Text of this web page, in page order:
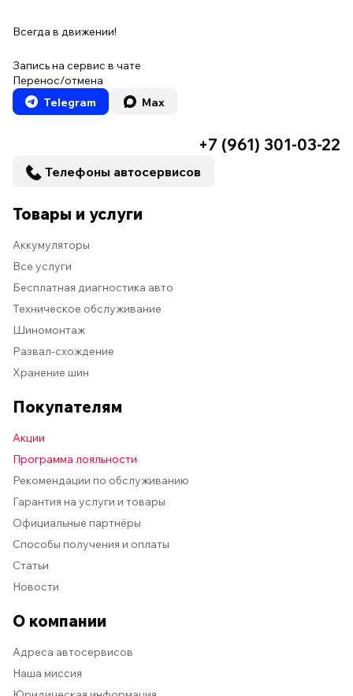
Всегда в движении!
Запись на сервис в чате
Перенос/отмена
Telegram
Max
+7 (961) 301-03-22
Телефоны автосервисов
Товары и услуги
Аккумуляторы
Все услуги
Бесплатная диагностика авто
Техническое обслуживание
Шиномонтаж
Развал-схождение
Хранение шин
Покупателям
Акции
Программа лояльности
Рекомендации по обслуживанию
Гарантия на услуги и товары
Официальные партнёры
Способы получения и оплаты
Статьи
Новости
О компании
Адреса автосервисов
Наша миссия